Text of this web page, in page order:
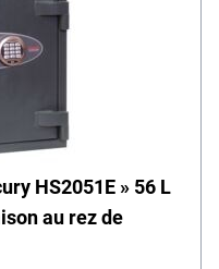
HS2051E » 56 L
au rez de